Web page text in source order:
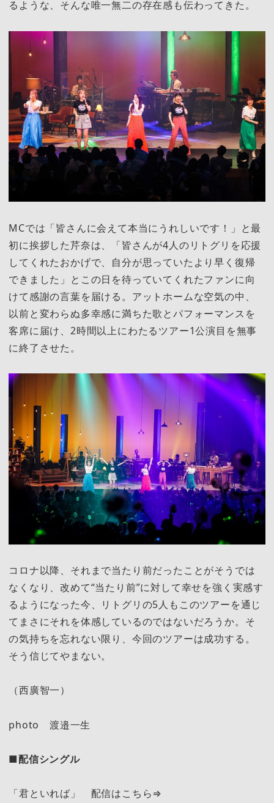
るような、そんな唯一無二の存在感も伝わってきた。
MCでは「皆さんに会えて本当にうれしいです！」と最
初に挨拶した芹奈は、「皆さんが4人のリトグリを応援
してくれたおかげで、自分が思っていたより早く復帰
できました」とこの日を待っていてくれたファンに向
けて感謝の言葉を届ける。アットホームな空気の中、
以前と変わらぬ多幸感に満ちた歌とパフォーマンスを
客席に届け、2時間以上にわたるツアー1公演目を無事
に終了させた。
コロナ以降、それまで当たり前だったことがそうでは
なくなり、改めて“当たり前”に対して幸せを強く実感す
るようになった今、リトグリの5人もこのツアーを通じ
てまさにそれを体感しているのではないだろうか。そ
の気持ちを忘れない限り、今回のツアーは成功する。
そう信じてやまない。
（西廣智一）
photo 渡邉一生
■配信シングル
「君といれば」 配信はこちら⇒